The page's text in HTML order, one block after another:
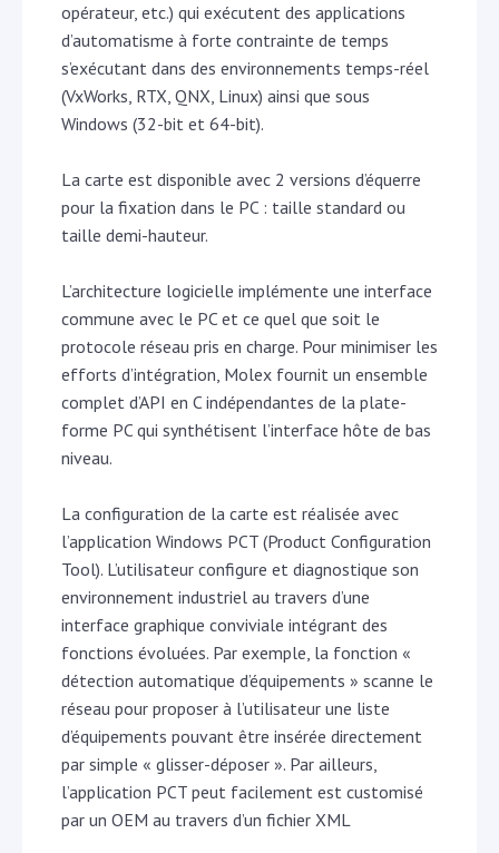
opérateur, etc.) qui exécutent des applications
d’automatisme à forte contrainte de temps
s’exécutant dans des environnements temps-réel
(VxWorks, RTX, QNX, Linux) ainsi que sous
Windows (32-bit et 64-bit).
La carte est disponible avec 2 versions d’équerre
pour la fixation dans le PC : taille standard ou
taille demi-hauteur.
L’architecture logicielle implémente une interface
commune avec le PC et ce quel que soit le
protocole réseau pris en charge. Pour minimiser les
efforts d’intégration, Molex fournit un ensemble
complet d’API en C indépendantes de la plate-
forme PC qui synthétisent l’interface hôte de bas
niveau.
La configuration de la carte est réalisée avec
l’application Windows PCT (Product Configuration
Tool). L’utilisateur configure et diagnostique son
environnement industriel au travers d’une
interface graphique conviviale intégrant des
fonctions évoluées. Par exemple, la fonction «
détection automatique d’équipements » scanne le
réseau pour proposer à l’utilisateur une liste
d’équipements pouvant être insérée directement
par simple « glisser-déposer ». Par ailleurs,
l’application PCT peut facilement est customisé
par un OEM au travers d’un fichier XML